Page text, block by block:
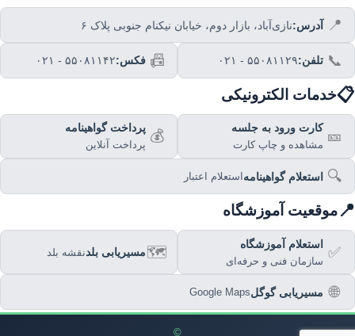
📍 آدرس:نازی‌آباد، بازار دوم، خیابان نیکنام جنوبی پلاک ۶
📞 تلفن:۰۲۱ - ۵۵۰۸۱۱۲۹ 📠 فکس:۰۲۱ - ۵۵۰۸۱۱۴۲
📋خدمات الکترونیکی
🎫 کارت ورود به جلسه
مشاهده و چاپ کارت
💰 پرداخت گواهینامه
پرداخت آنلاین
🔍 استعلام گواهینامه استعلام اعتبار
📍موقعیت آموزشگاه
✅ استعلام آموزشگاه
سازمان فنی و حرفه‌ای
🗺️مسیریابی بلدنقشه بلد
🌐 مسیریابی گوگلGoogle Maps
©